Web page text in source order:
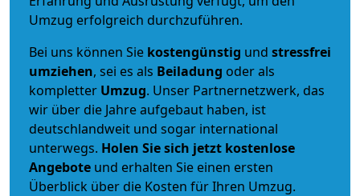
Umzug erfolgreich durchzuführen.
Bei uns können Sie kostengünstig und stressfrei
umziehen, sei es als Beiladung oder als
kompletter Umzug. Unser Partnernetzwerk, das
wir über die Jahre aufgebaut haben, ist
deutschlandweit und sogar international
unterwegs. Holen Sie sich jetzt kostenlose
Angebote und erhalten Sie einen ersten
Überblick über die Kosten für Ihren Umzug.